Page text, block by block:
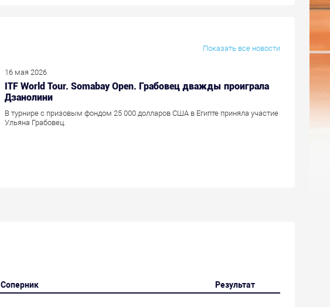
Показать все новости
16 мая 2026
ITF World Tour. Somabay Open. Грабовец дважды проиграла
Дзанолини
В турнире с призовым фондом 25 000 долларов США в Египте приняла участие
Ульяна Грабовец.
Соперник Результат